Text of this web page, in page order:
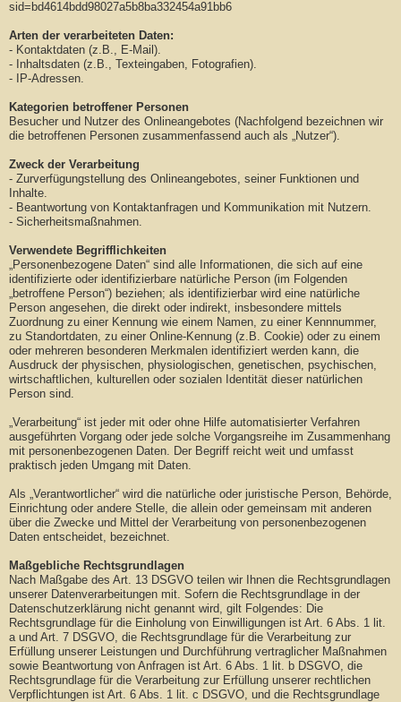
sid=bd4614bdd98027a5b8ba332454a91bb6
Arten der verarbeiteten Daten:
- Kontaktdaten (z.B., E-Mail).
- Inhaltsdaten (z.B., Texteingaben, Fotografien).
- IP-Adressen.
Kategorien betroffener Personen
Besucher und Nutzer des Onlineangebotes (Nachfolgend bezeichnen wir
die betroffenen Personen zusammenfassend auch als „Nutzer“).
Zweck der Verarbeitung
- Zurverfügungstellung des Onlineangebotes, seiner Funktionen und
Inhalte.
- Beantwortung von Kontaktanfragen und Kommunikation mit Nutzern.
- Sicherheitsmaßnahmen.
Verwendete Begrifflichkeiten
„Personenbezogene Daten“ sind alle Informationen, die sich auf eine
identifizierte oder identifizierbare natürliche Person (im Folgenden
„betroffene Person“) beziehen; als identifizierbar wird eine natürliche
Person angesehen, die direkt oder indirekt, insbesondere mittels
Zuordnung zu einer Kennung wie einem Namen, zu einer Kennnummer,
zu Standortdaten, zu einer Online-Kennung (z.B. Cookie) oder zu einem
oder mehreren besonderen Merkmalen identifiziert werden kann, die
Ausdruck der physischen, physiologischen, genetischen, psychischen,
wirtschaftlichen, kulturellen oder sozialen Identität dieser natürlichen
Person sind.
„Verarbeitung“ ist jeder mit oder ohne Hilfe automatisierter Verfahren
ausgeführten Vorgang oder jede solche Vorgangsreihe im Zusammenhang
mit personenbezogenen Daten. Der Begriff reicht weit und umfasst
praktisch jeden Umgang mit Daten.
Als „Verantwortlicher“ wird die natürliche oder juristische Person, Behörde,
Einrichtung oder andere Stelle, die allein oder gemeinsam mit anderen
über die Zwecke und Mittel der Verarbeitung von personenbezogenen
Daten entscheidet, bezeichnet.
Maßgebliche Rechtsgrundlagen
Nach Maßgabe des Art. 13 DSGVO teilen wir Ihnen die Rechtsgrundlagen
unserer Datenverarbeitungen mit. Sofern die Rechtsgrundlage in der
Datenschutzerklärung nicht genannt wird, gilt Folgendes: Die
Rechtsgrundlage für die Einholung von Einwilligungen ist Art. 6 Abs. 1 lit.
a und Art. 7 DSGVO, die Rechtsgrundlage für die Verarbeitung zur
Erfüllung unserer Leistungen und Durchführung vertraglicher Maßnahmen
sowie Beantwortung von Anfragen ist Art. 6 Abs. 1 lit. b DSGVO, die
Rechtsgrundlage für die Verarbeitung zur Erfüllung unserer rechtlichen
Verpflichtungen ist Art. 6 Abs. 1 lit. c DSGVO, und die Rechtsgrundlage